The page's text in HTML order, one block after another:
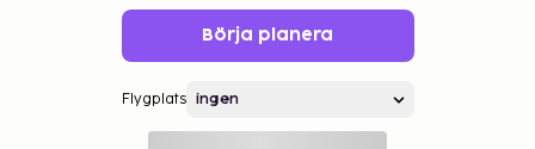
Börja planera
Flygplats